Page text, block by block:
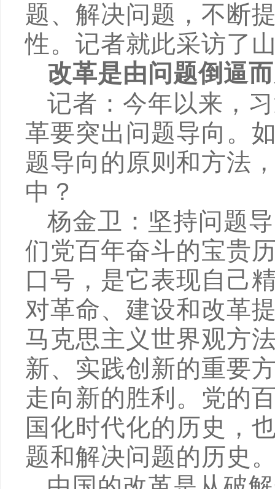
题、解决问题，不断
性。记者就此采访了
改革是由问题倒逼
记者：今年以来，
革要突出问题导向。
题导向的原则和方法
中？
杨金卫：坚持问题
们党百年奋斗的宝贵
口号，是它表现自己
对革命、建设和改革
马克思主义世界观方
新、实践创新的重要
走向新的胜利。党的
国化时代化的历史，
题和解决问题的历史